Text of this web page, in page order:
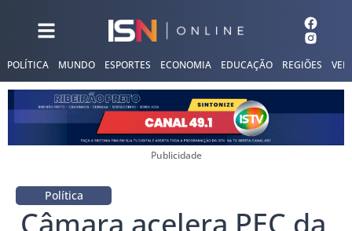
POLÍTICA MUNDO ESPORTES ECONOMIA EDUCAÇÃO REGIÕES
Publicidade
Política